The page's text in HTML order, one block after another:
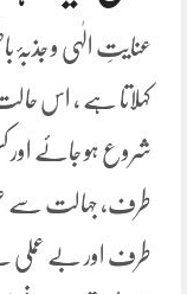
عنایتِ الٰہی و جذبۂ
کہلاتا ہے ، اس
شروع ہو جائے اور
طرف، جہالت سے
طرف اور بے عملی